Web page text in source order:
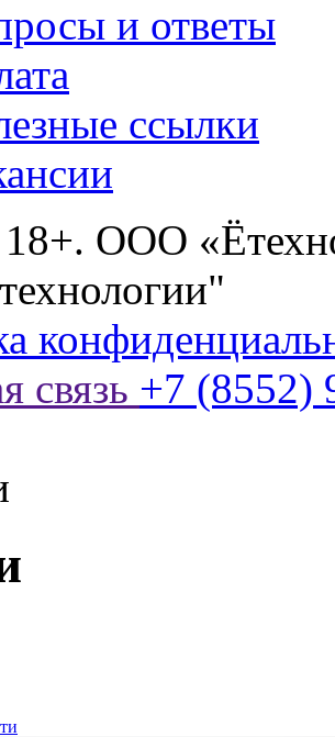
и ответы
ссылки
ООО
связь +7 (8552)